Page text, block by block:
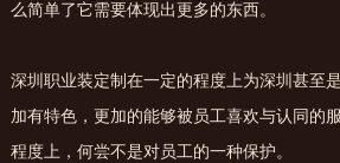
么简单了它需要体现出更多的东西。
深圳职业装定制在一定的程度上为深圳甚至
加有特色，更加的能够被员工喜欢与认同的
程度上，何尝不是对员工的一种保护。